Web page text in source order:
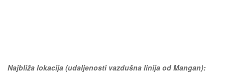
Najbliža lokacija (udaljenosti vazdušna linija od Mangan):